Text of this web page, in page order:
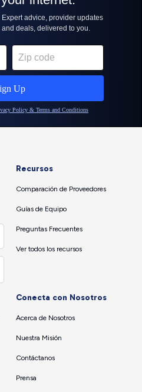
Recursos
Comparación de Proveedores
Guías de Equipo
Preguntas Frecuentes
Ver todos los recursos
Conecta con Nosotros
Acerca de Nosotros
Nuestra Misión
Contáctanos
Prensa